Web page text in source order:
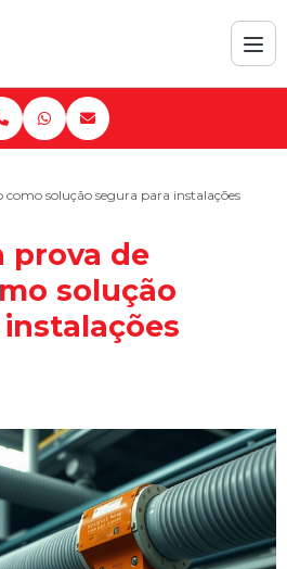
solução segura para instalações
prova de
solução